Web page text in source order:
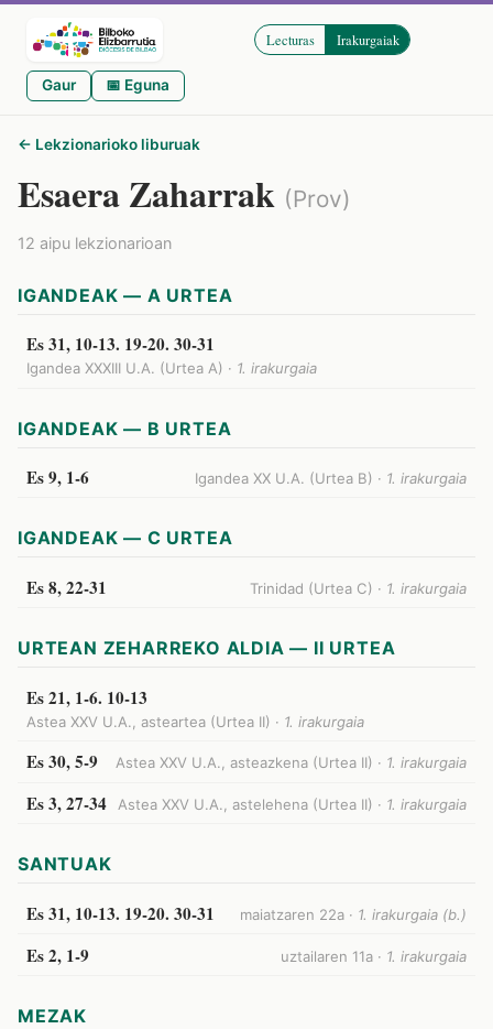
Lecturas Irakurgaiak
Gaur 📅 Eguna
← Lekzionarioko liburuak
Esaera Zaharrak (Prov)
12 aipu lekzionarioan
IGANDEAK — A URTEA
Es 31, 10-13. 19-20. 30-31
Igandea XXXIII U.A. (Urtea A) · 1. irakurgaia
IGANDEAK — B URTEA
Es 9, 1-6 Igandea XX U.A. (Urtea B) · 1. irakurgaia
IGANDEAK — C URTEA
Es 8, 22-31 Trinidad (Urtea C) · 1. irakurgaia
URTEAN ZEHARREKO ALDIA — II URTEA
Es 21, 1-6. 10-13
Astea XXV U.A., asteartea (Urtea II) · 1. irakurgaia
Es 30, 5-9 Astea XXV U.A., asteazkena (Urtea II) · 1. irakurgaia
Es 3, 27-34 Astea XXV U.A., astelehena (Urtea II) · 1. irakurgaia
SANTUAK
Es 31, 10-13. 19-20. 30-31 maiatzaren 22a · 1. irakurgaia (b.)
Es 2, 1-9 uztailaren 11a · 1. irakurgaia
MEZAK